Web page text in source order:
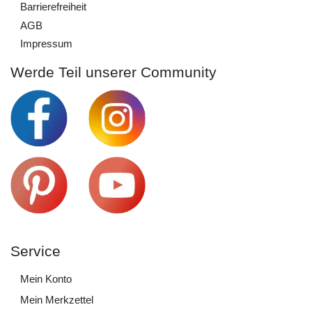
Barrierefreiheit
AGB
Impressum
Werde Teil unserer Community
Service
Mein Konto
Mein Merkzettel